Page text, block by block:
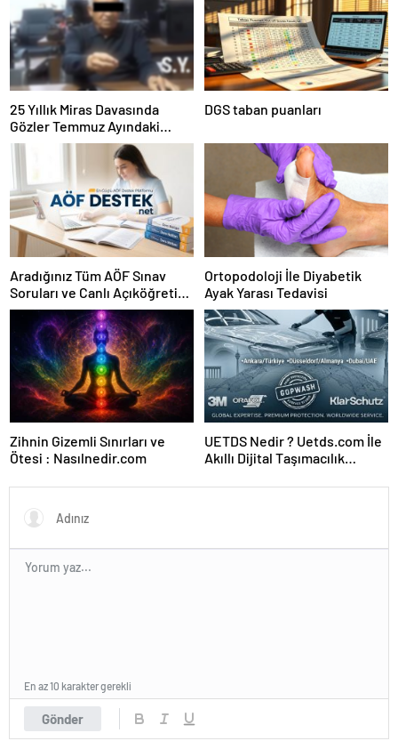
25 Yıllık Miras Davasında
Gözler Temmuz Ayındaki
Karar Duruşmasına Çevrildi
DGS taban puanları
Aradığınız Tüm AÖF Sınav
Soruları ve Canlı Açıköğretim
Forumu Burada
Ortopodoloji İle Diyabetik
Ayak Yarası Tedavisi
Zihnin Gizemli Sınırları ve
Ötesi : Nasılnedir.com
UETDS Nedir ? Uetds.com İle
Akıllı Dijital Taşımacılık
Gönder
En az 10 karakter gerekli